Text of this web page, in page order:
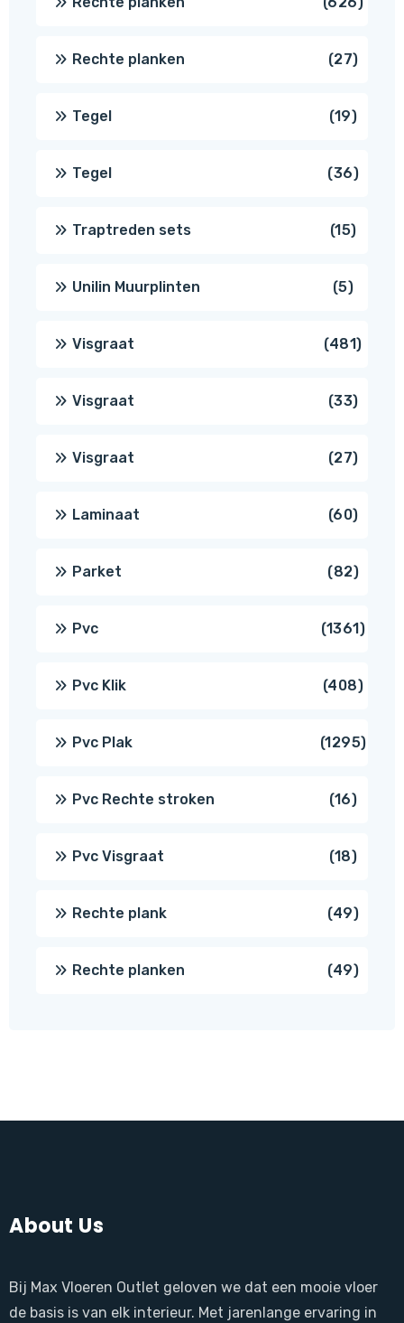
Rechte planken 2727
Tegel 1919
Tegel 3636
Traptreden sets 1515
Unilin Muurplinten 55
Visgraat 481481
Visgraat 3333
Visgraat 2727
Laminaat 6060
Parket 8282
Pvc 13611361
Pvc Klik 408408
Pvc Plak 12951295
Pvc Rechte stroken 1616
Pvc Visgraat 1818
Rechte plank 4949
Rechte planken 4949
About Us
Bij Max Vloeren Outlet geloven we dat een mooie vloer
de basis is van elk interieur. Met jarenlange ervaring in